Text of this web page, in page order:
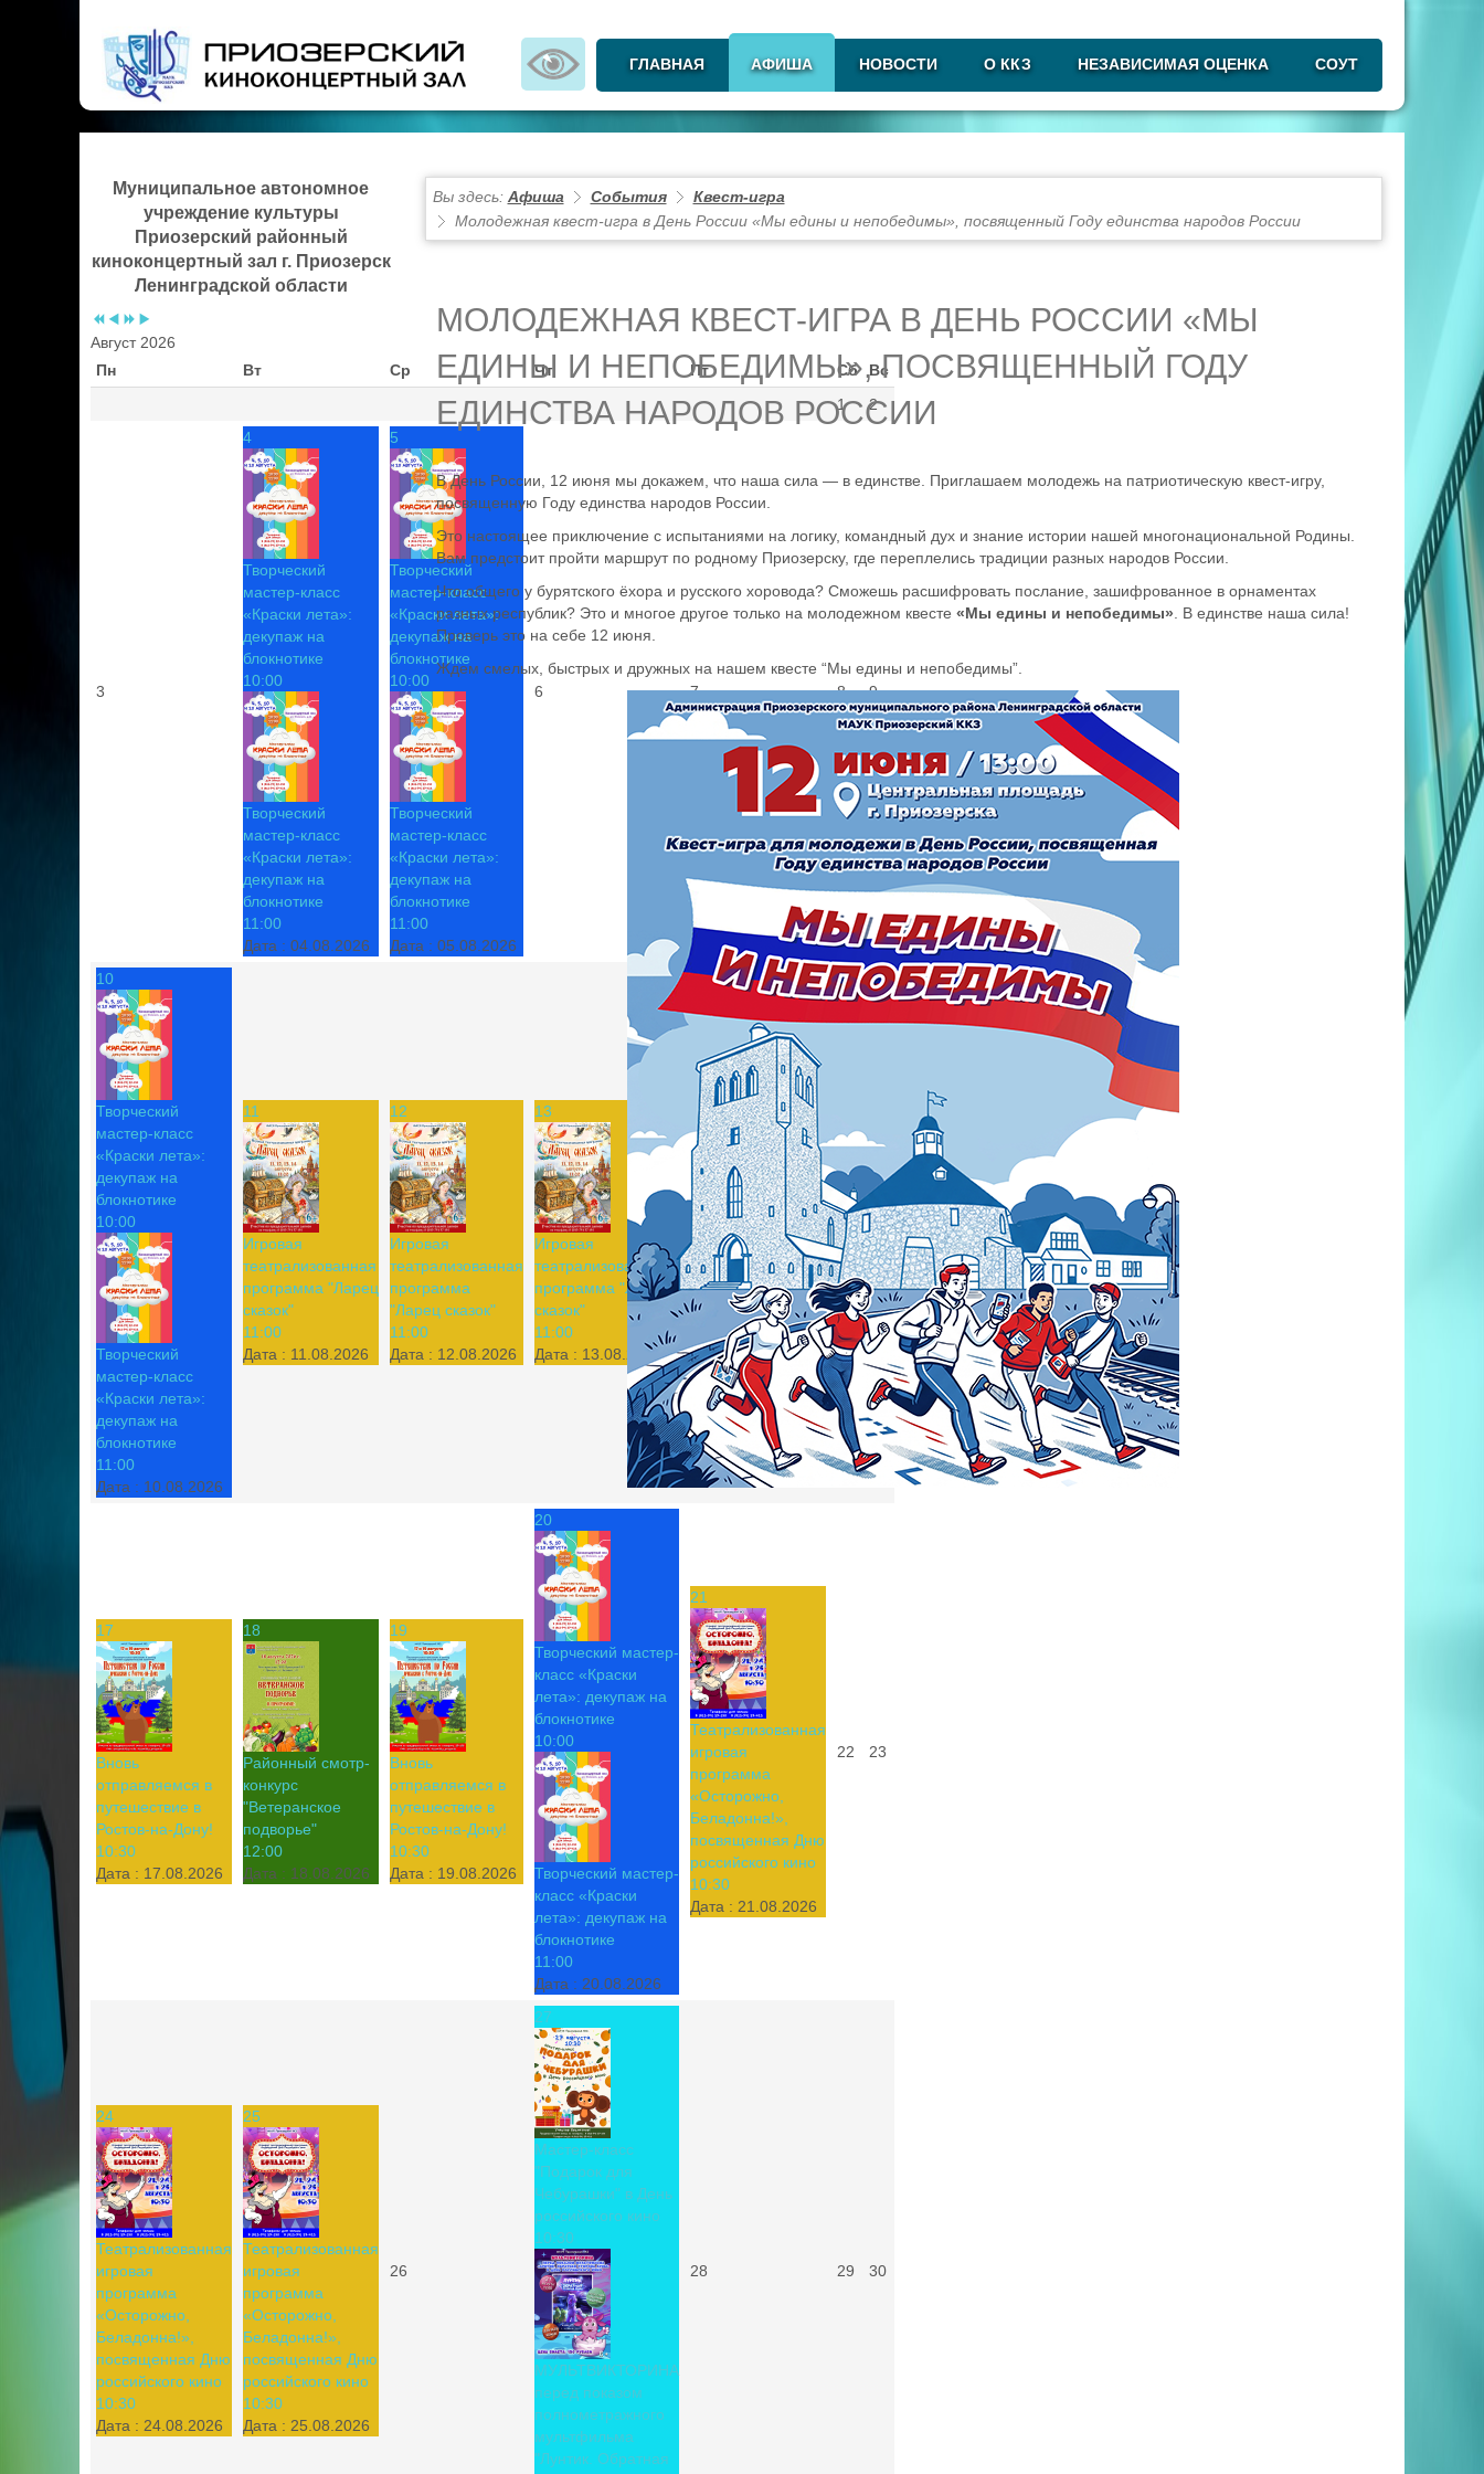
ГЛАВНАЯ АФИША НОВОСТИ О ККЗ НЕЗАВИСИМАЯ ОЦЕНКА СОУТ
Муниципальное автономное
учреждение культуры
Приозерский районный
киноконцертный зал г. Приозерск
Ленинградской области
Август 2026
Пн
Вт Ср Чт Пт Сб
Вс
1
2
3
4
Творческий
мастер-класс
«Краски лета»:
декупаж на
блокнотике
10:00
Творческий
мастер-класс
«Краски лета»:
декупаж на
блокнотике
11:00
Дата : 04.08.2026
5
Творческий
мастер-класс
«Краски лета»:
декупаж на
блокнотике
10:00
Творческий
мастер-класс
«Краски лета»:
декупаж на
блокнотике
11:00
Дата : 05.08.2026
6 7 8 9
10
Творческий
мастер-класс
«Краски лета»:
декупаж на
блокнотике
10:00
Творческий
мастер-класс
«Краски лета»:
декупаж на
блокнотике
11:00
Дата : 10.08.2026
11
Игровая
театрализованная
программа "Ларец
сказок"
11:00
Дата : 11.08.2026
12
Игровая
театрализованная
программа
"Ларец сказок"
11:00
Дата : 12.08.2026
13
Игровая
театрализованная
программа "Ларец
сказок"
11:00
Дата : 13.08.2026
14
Игровая
театрализованная
программа "Ларец
сказок"
00:00
Дата :14.08.2026
15 16
17
Вновь
отправляемся в
путешествие в
Ростов-на-Дону!
10:30
Дата : 17.08.2026
18
Районный смотр-
конкурс
"Ветеранское
подворье"
12:00
Дата : 18.08.2026
19
Вновь
отправляемся в
путешествие в
Ростов-на-Дону!
10:30
Дата : 19.08.2026
20
Творческий мастер-
класс «Краски
лета»: декупаж на
блокнотике
10:00
Творческий мастер-
класс «Краски
лета»: декупаж на
блокнотике
11:00
Дата : 20.08.2026
21
Театрализованная
игровая
программа
«Осторожно,
Беладонна!»,
посвященная Дню
российского кино
10:30
Дата : 21.08.2026
22 23
24
Театрализованная
игровая
программа
«Осторожно,
Беладонна!»,
посвященная Дню
российского кино
10:30
Дата : 24.08.2026
25
Театрализованная
игровая
программа
«Осторожно,
Беладонна!»,
посвященная Дню
российского кино
10:30
Дата : 25.08.2026
26
27
Мастер-класс
"Подарок для
Чебурашки" в День
российского кино
10:30
МУЛЬТВИКТОРИНА
перед показом
полнометражного
мультфильма
"Лунтик. Обратная
28 29 30
Вы здесь: Афиша События
Квест-игра
Молодежная квест-игра в День России «Мы едины и непобедимы», посвященный Году единства народов России
МОЛОДЕЖНАЯ КВЕСТ-ИГРА В ДЕНЬ РОССИИ «МЫ
ЕДИНЫ И НЕПОБЕДИМЫ», ПОСВЯЩЕННЫЙ ГОДУ
ЕДИНСТВА НАРОДОВ РОССИИ
В День России, 12 июня мы докажем, что наша сила — в единстве. Приглашаем молодежь на патриотическую квест-игру,
посвященную Году единства народов России.
Это настоящее приключение с испытаниями на логику, командный дух и знание истории нашей многонациональной Родины.
Вам предстоит пройти маршрут по родному Приозерску, где переплелись традиции разных народов России.
Что общего у бурятского ёхора и русского хоровода? Сможешь расшифровать послание, зашифрованное в орнаментах
разных республик? Это и многое другое только на молодежном квесте «Мы едины и непобедимы»
В единстве наша сила!
Проверь это на себе 12 июня.
Ждем смелых, быстрых и дружных на нашем квесте “Мы едины и непобедимы”.